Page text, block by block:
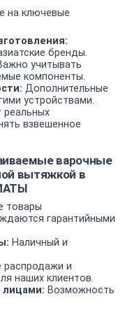
на ключевые
бренды.
учитывать
компоненты.
Дополнительные
устройствами.
реальных
взвешенное
варочные
вытяжкой в
товары
гарантийными
Наличный и
распродажи и
наших клиентов.
лицами: Возможность